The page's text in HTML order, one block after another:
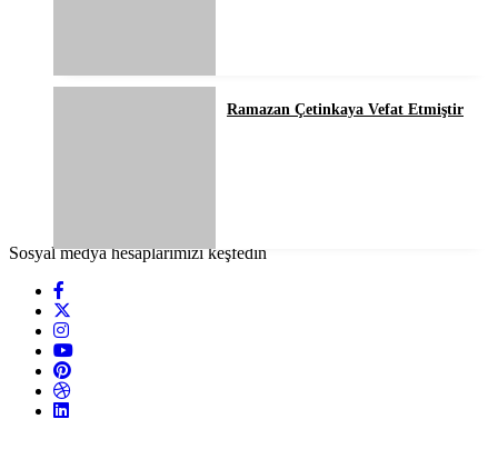
Ramazan Çetinkaya Vefat Etmiştir
Sosyal medya hesaplarımızı keşfedin